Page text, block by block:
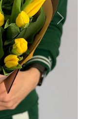
Вперед